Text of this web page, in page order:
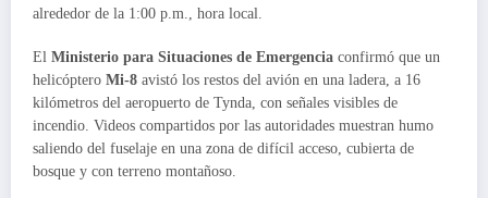
alrededor de la 1:00 p.m., hora local.
El Ministerio para Situaciones de Emergencia confirmó que un
helicóptero Mi-8 avistó los restos del avión en una ladera, a 16
kilómetros del aeropuerto de Tynda, con señales visibles de
incendio. Videos compartidos por las autoridades muestran humo
saliendo del fuselaje en una zona de difícil acceso, cubierta de
bosque y con terreno montañoso.